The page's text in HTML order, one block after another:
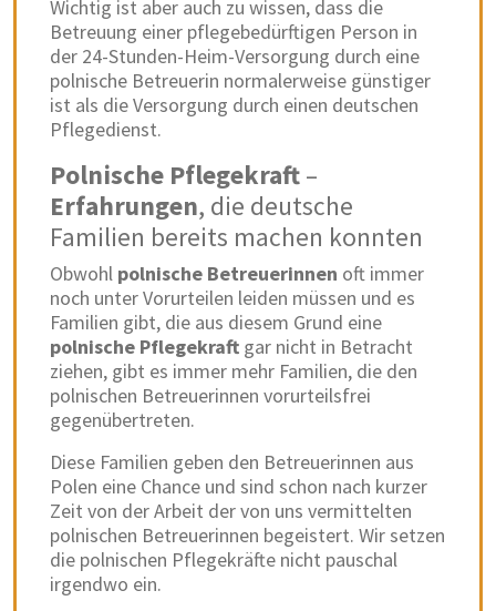
Wichtig ist aber auch zu wissen, dass die
Betreuung einer pflegebedürftigen Person in
der 24-Stunden-Heim-Versorgung durch eine
polnische Betreuerin normalerweise günstiger
ist als die Versorgung durch einen deutschen
Pflegedienst.
Polnische Pflegekraft –
Erfahrungen, die deutsche
Familien bereits machen konnten
Obwohl polnische Betreuerinnen oft immer
noch unter Vorurteilen leiden müssen und es
Familien gibt, die aus diesem Grund eine
polnische Pflegekraft gar nicht in Betracht
ziehen, gibt es immer mehr Familien, die den
polnischen Betreuerinnen vorurteilsfrei
gegenübertreten.
Diese Familien geben den Betreuerinnen aus
Polen eine Chance und sind schon nach kurzer
Zeit von der Arbeit der von uns vermittelten
polnischen Betreuerinnen begeistert. Wir setzen
die polnischen Pflegekräfte nicht pauschal
irgendwo ein.